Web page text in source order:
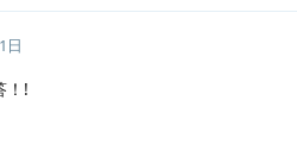
日
！!